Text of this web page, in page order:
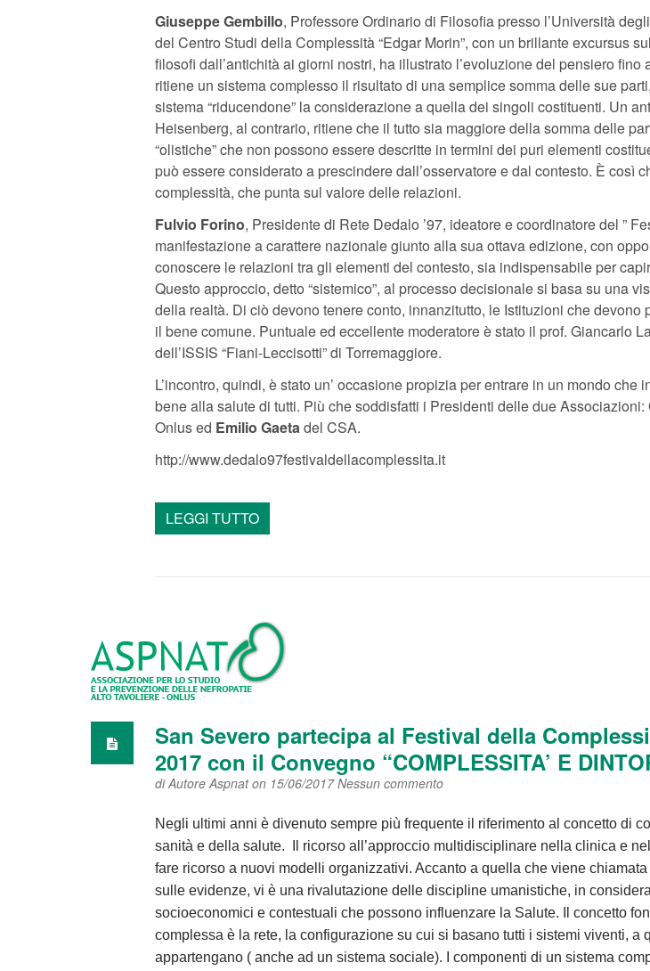
Giuseppe Gembillo, Professore Ordinario di Filosofia presso l’Università
del Centro Studi della Complessità “Edgar Morin”, con un brillante excursus
filosofi dall’antichità ai giorni nostri, ha illustrato l’evoluzione del pensiero
ritiene un sistema complesso il risultato di una semplice somma delle sue
sistema “riducendone” la considerazione a quella dei singoli costituenti. Un
Heisenberg, al contrario, ritiene che il tutto sia maggiore della somma delle
“olistiche” che non possono essere descritte in termini dei puri elementi
può essere considerato a prescindere dall’osservatore e dal contesto. È così
complessità, che punta sul valore delle relazioni.
Fulvio Forino, Presidente di Rete Dedalo ’97, ideatore e coordinatore del ”
manifestazione a carattere nazionale giunto alla sua ottava edizione, con
conoscere le relazioni tra gli elementi del contesto, sia indispensabile per
Questo approccio, detto “sistemico”, al processo decisionale si basa su una
della realtà. Di ciò devono tenere conto, innanzitutto, le Istituzioni che devono
il bene comune. Puntuale ed eccellente moderatore è stato il prof. Giancarlo
dell’ISSIS “Fiani-Leccisotti” di Torremaggiore.
L’incontro, quindi, è stato un’ occasione propizia per entrare in un mondo che
bene alla salute di tutti. Più che soddisfatti i Presidenti delle due Associazioni:
Onlus ed Emilio Gaetadel CSA.
http://www.dedalo97festivaldellacomplessita.it
LEGGI TUTTO
San Severo partecipa al Festival della
2017 con il Convegno “COMPLESSITA’ E
diAutore Aspnaton 15/06/2017Nessun commento
Negli ultimi anni è divenuto sempre più frequente il riferimento al concetto di
sanità e della salute. Il ricorso all’approccio multidisciplinare nella clinica e
fare ricorso a nuovi modelli organizzativi. Accanto a quella che viene
sulle evidenze, vi è una rivalutazione delle discipline umanistiche, in
socioeconomici e contestuali che possono influenzare la Salute. Il concetto
complessa è la rete, la configurazione su cui si basano tutti i sistemi viventi, a
appartengano ( anche ad un sistema sociale). I componenti di un sistema